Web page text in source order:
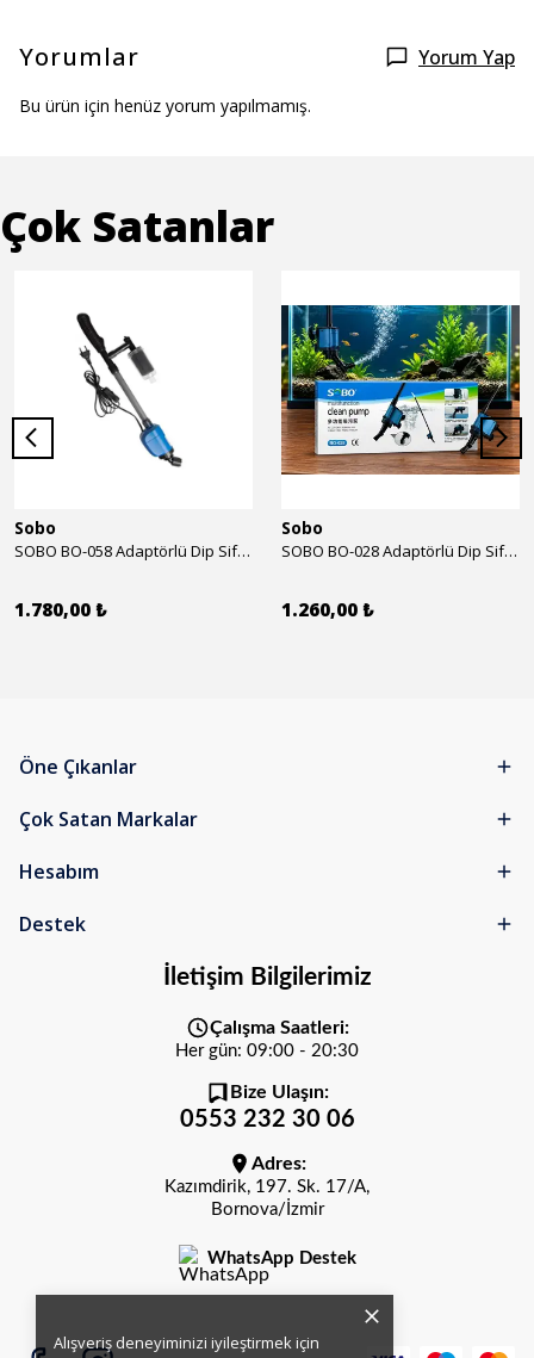
Alışveriş deneyiminizi iyileştirmek için
Yorumlar Yorum Yap
Bu ürün için henüz yorum yapılmamış.
Çok Satanlar
Sobo
SOBO BO-058 Adaptörlü Dip Sifonu 2000 Lth 32 W
1.780,00 ₺
Sobo
SOBO BO-028 Adaptörlü Dip Sifonu 1700 Lth 28 W
1.260,00 ₺
Öne Çıkanlar
Çok Satan Markalar
Hesabım
Destek
İletişim Bilgilerimiz
Çalışma Saatleri:
Her gün: 09:00 - 20:30
Bize Ulaşın:
0553 232 30 06
Adres:
Kazımdirik, 197. Sk. 17/A,
Bornova/İzmir
WhatsApp Destek